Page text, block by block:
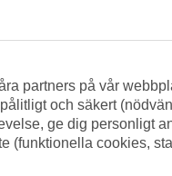
partners på vår
och säkert
ge dig personligt
(funktionella cookies,